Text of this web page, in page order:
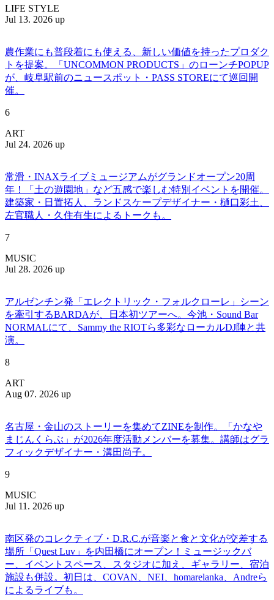
LIFE STYLE
Jul 13. 2026 up
農作業にも普段着にも使える、新しい価値を持ったプロダク
トを提案。「UNCOMMON PRODUCTS」のローンチPOPUP
が、岐阜駅前のニュースポット・PASS STOREにて巡回開
催。
6
ART
Jul 24. 2026 up
常滑・INAXライブミュージアムがグランドオープン20周
年！「土の遊園地」など五感で楽しむ特別イベントを開催。
建築家・日置拓人、ランドスケープデザイナー・樋口彩土、
左官職人・久住有生によるトークも。
7
MUSIC
Jul 28. 2026 up
アルゼンチン発「エレクトリック・フォルクローレ」シーン
を牽引するBARDAが、日本初ツアーへ。今池・Sound Bar
NORMALにて、Sammy the RIOTら多彩なローカルDJ陣と共
演。
8
ART
Aug 07. 2026 up
名古屋・金山のストーリーを集めてZINEを制作。「かなや
まじんくらぶ」が2026年度活動メンバーを募集。講師はグラ
フィックデザイナー・溝田尚子。
9
MUSIC
Jul 11. 2026 up
南区発のコレクティブ・D.R.C.が⾳楽と⾷と⽂化が交差する
場所「Quest Luv」を内田橋にオープン！ミュージックバ
ー、イベントスペース、スタジオに加え、ギャラリー、宿泊
施設も併設。初日は、COVAN、NEI、homarelanka、Andreら
によるライブも。